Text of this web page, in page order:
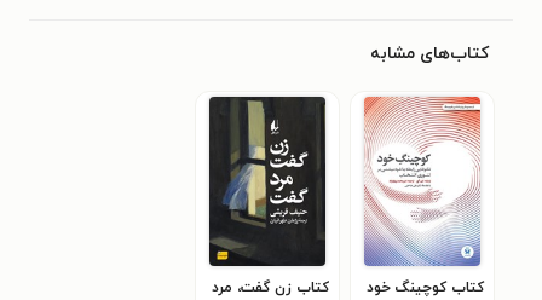
کتاب‌های مشابه
کتاب کوچینگ خود
کتاب زن گفت، مرد